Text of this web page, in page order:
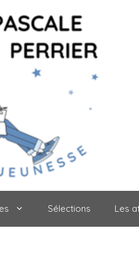
Sélections Les